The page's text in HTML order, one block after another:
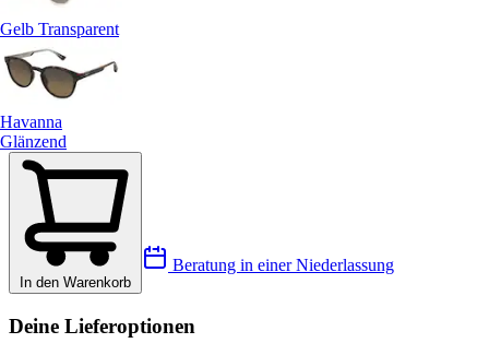
Gelb Transparent
Havanna
Glänzend
In den Warenkorb
Beratung in einer Niederlassung
Deine Lieferoptionen